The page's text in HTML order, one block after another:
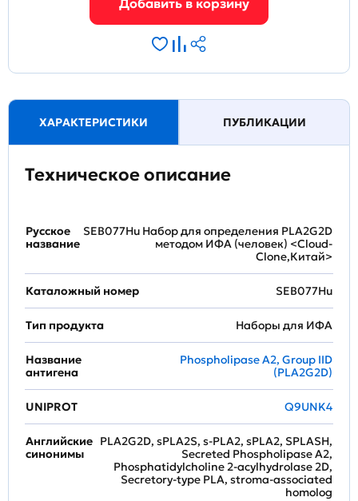
ХАРАКТЕРИСТИКИ ПУБЛИКАЦИИ
Техническое описание
Русское
название
SEB077Hu Набор для определения PLA2G2D
методом ИФА (человек) <Cloud-
Clone,Китай>
Каталожный номер SEB077Hu
Тип продукта Наборы для ИФА
Название
антигена
Phospholipase A2, Group IID
(PLA2G2D)
UNIPROT Q9UNK4
Английские
синонимы
PLA2G2D, sPLA2S, s-PLA2, sPLA2, SPLASH,
Secreted Phospholipase A2,
Phosphatidylcholine 2-acylhydrolase 2D,
Secretory-type PLA, stroma-associated
homolog